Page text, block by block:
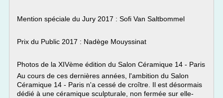
Mention spéciale du Jury 2017 : Sofi Van Saltbommel
Prix du Public 2017 : Nadège Mouyssinat
Photos de la XIVème édition du Salon Céramique 14 - Paris
Au cours de ces dernières années, l'ambition du Salon
Céramique 14 - Paris n'a cessé de croître. Il est désormais
dédié à une céramique sculpturale, non fermée sur elle-